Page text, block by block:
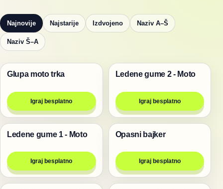
Najnovije Najstarije Izdvojeno Naziv A–Š
Naziv Š–A
Trke
Glupa moto trka
Igraj besplatno
Trke
Ledene gume 2 - Moto
Igraj besplatno
Trke
Ledene gume 1 - Moto
Igraj besplatno
Trke
Opasni bajker
Igraj besplatno